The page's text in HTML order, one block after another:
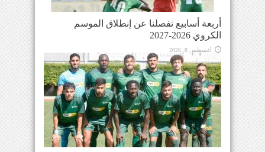
أربعة أسابيع تفصلنا عن إنطلاق الموسم
الكروي 2026-2027
أغسطس 8, 2026